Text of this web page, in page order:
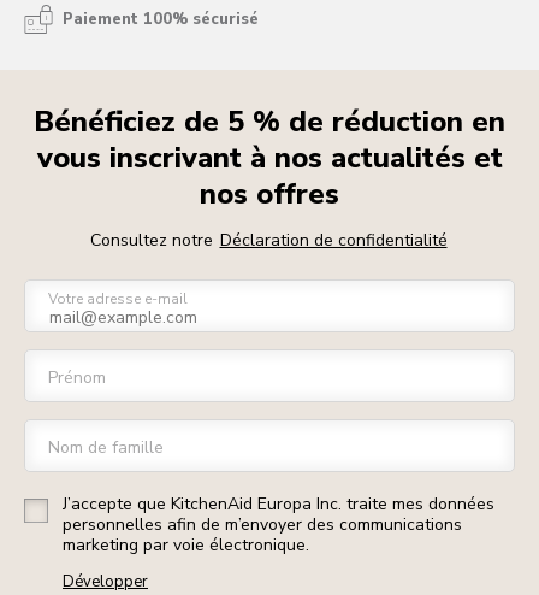
Paiement 100% sécurisé
Bénéficiez de 5 % de réduction en
vous inscrivant à nos actualités et
nos offres
Consultez notre Déclaration de confidentialité
Votre adresse e-mail
Prénom
Nom de famille
J’accepte que KitchenAid Europa Inc. traite mes données
personnelles afin de m’envoyer des communications
marketing par voie électronique.
Développer